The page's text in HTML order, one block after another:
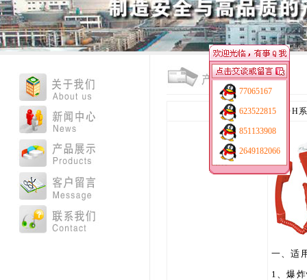
产品名称： ABDH
详细：
一、适
1、爆
77065167
623522815
851133908
2649182066